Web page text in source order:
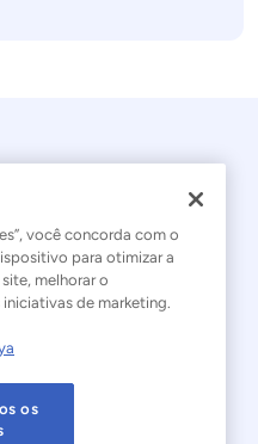
direitos reservados.
Moderna
de Privacidade
você concorda com o
para otimizar a
melhorar o
de marketing.
os